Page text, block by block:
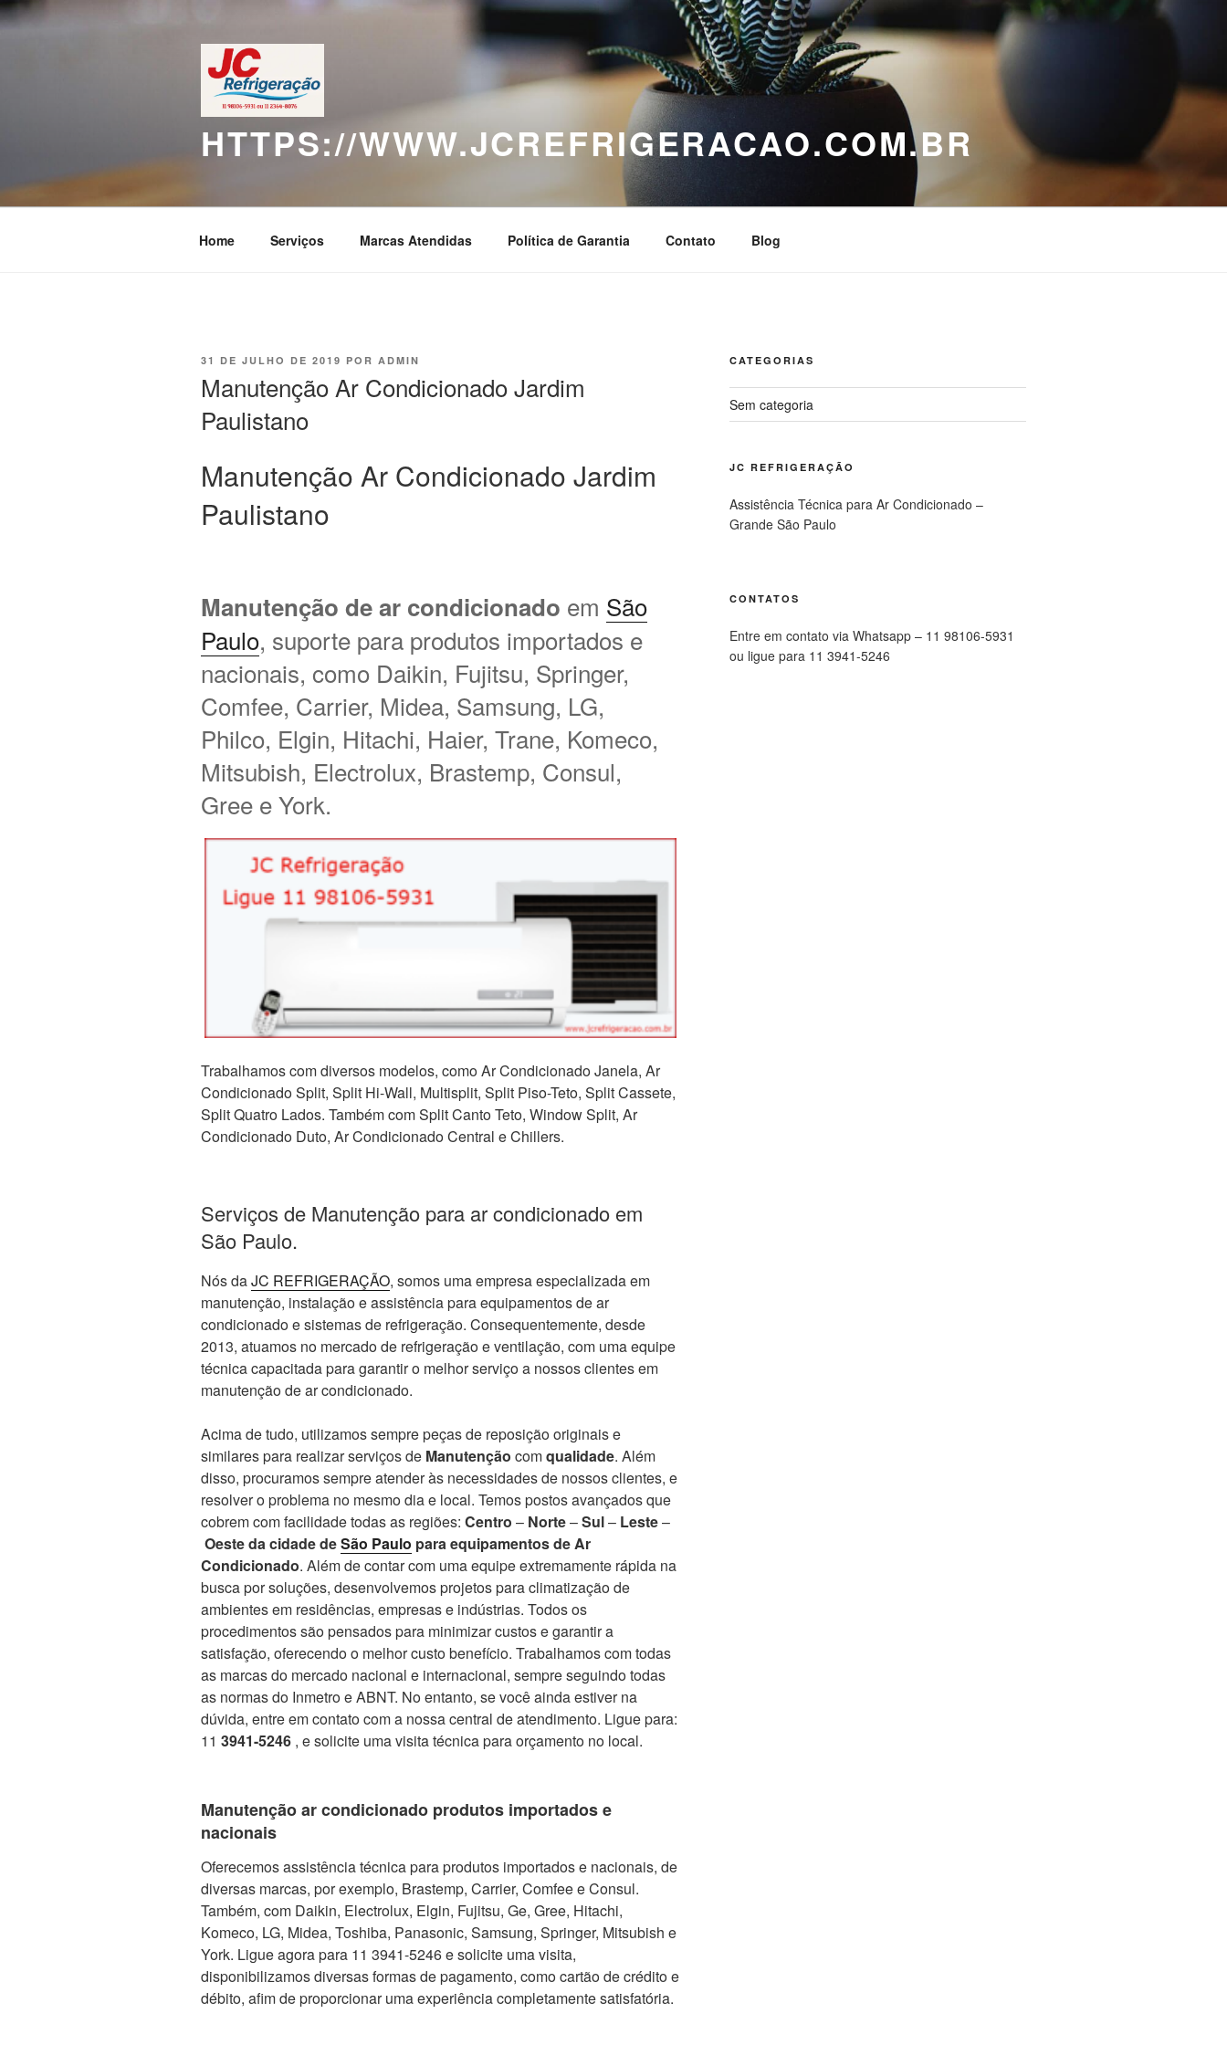
Pular
para
HTTPS://WWW.JCREFRIGERACAO.COM.BR
Home Serviços Marcas Atendidas Política de Garantia Contato Blog
PUBLICADO
31 DE JULHO DE 2019 POR ADMIN
Manutenção Ar Condicionado Jardim
Paulistano
Manutenção Ar Condicionado Jardim
Paulistano
Manutenção de ar condicionado em São
Paulo, suporte para produtos importados e
nacionais, como Daikin, Fujitsu, Springer,
Comfee, Carrier, Midea, Samsung, LG,
Philco, Elgin, Hitachi, Haier, Trane, Komeco,
Mitsubish, Electrolux, Brastemp, Consul,
Gree e York.
Trabalhamos com diversos modelos, como Ar Condicionado Janela, Ar
Condicionado Split, Split Hi-Wall, Multisplit, Split Piso-Teto, Split Cassete,
Split Quatro Lados. Também com Split Canto Teto, Window Split, Ar
Condicionado Duto, Ar Condicionado Central e Chillers.
Serviços de Manutenção para ar condicionado em
São Paulo.
Nós daJC REFRIGERAÇÃO, somos uma empresa especializada em
manutenção, instalação e assistência para equipamentos de ar
condicionado e sistemas de refrigeração. Consequentemente, desde
2013, atuamos no mercado de refrigeração e ventilação, com uma equipe
técnica capacitada para garantir o melhor serviço a nossos clientes em
manutenção de ar condicionado.
Acima de tudo, utilizamos sempre peças de reposição originais e
similares para realizar serviços de Manutenção comqualidade. Além
disso, procuramos sempre atender às necessidades de nossos clientes, e
resolver o problema no mesmo dia e local. Temos postos avançados que
cobrem com facilidade todas as regiões: Centro – Norte–Sul– Leste–
Oeste da cidade deSão Paulo para equipamentos de Ar
Condicionado. Além de contar com uma equipe extremamente rápida na
busca por soluções, desenvolvemos projetos para climatização de
ambientes em residências, empresas e indústrias. Todos os
procedimentos são pensados para minimizar custos e garantir a
satisfação, oferecendo o melhor custo benefício. Trabalhamos com todas
as marcas do mercado nacional e internacional, sempre seguindo todas
as normas do Inmetro e ABNT. No entanto, se você ainda estiver na
dúvida, entre em contato com a nossa central de atendimento. Ligue para:
11 3941-5246 , e solicite uma visita técnica para orçamento no local.
Manutenção ar condicionado produtos importados e
nacionais
Oferecemos assistência técnica para produtos importados e nacionais, de
diversas marcas, por exemplo, Brastemp, Carrier, Comfee e Consul.
Também, com Daikin, Electrolux, Elgin, Fujitsu, Ge, Gree, Hitachi,
Komeco, LG, Midea, Toshiba, Panasonic, Samsung, Springer, Mitsubish e
York. Ligue agora para 11 3941-5246 e solicite uma visita,
disponibilizamos diversas formas de pagamento, como cartão de crédito e
débito, afim de proporcionar uma experiência completamente satisfatória.
CATEGORIAS
Sem categoria
JC REFRIGERAÇÃO
Assistência Técnica para Ar Condicionado –
Grande São Paulo
CONTATOS
Entre em contato via Whatsapp – 11 98106-5931
ou ligue para 11 3941-5246